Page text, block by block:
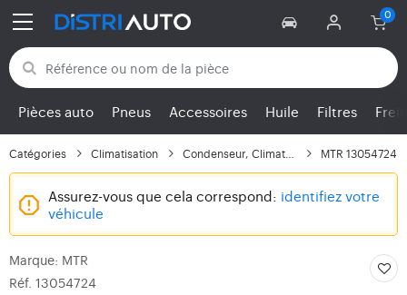
Retour aux catégories
Pièces auto Pneus Accessoires Huile Filtres
Catégories Climatisation MTR 13054724
Assurez-vous que cela correspond: identifiez votre
véhicule
Marque: MTR
Réf. 13054724